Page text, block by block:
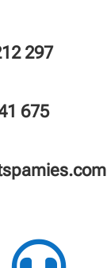
297
675